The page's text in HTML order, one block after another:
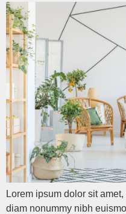
Lorem ipsum dolor sit
diam nonummy nibh